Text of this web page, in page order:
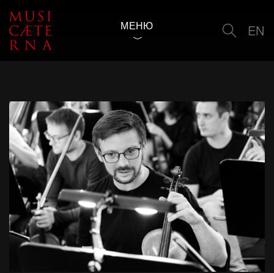
МЕНЮ EN